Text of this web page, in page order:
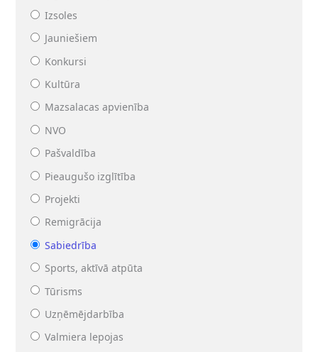
Izsoles
Jauniešiem
Konkursi
Kultūra
Mazsalacas apvienība
NVO
Pašvaldība
Pieaugušo izglītība
Projekti
Remigrācija
Sabiedrība
Sports, aktīvā atpūta
Tūrisms
Uzņēmējdarbība
Valmiera lepojas